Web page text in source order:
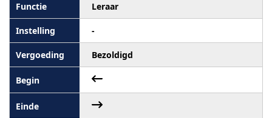
Leraar
-
Bezoldigd